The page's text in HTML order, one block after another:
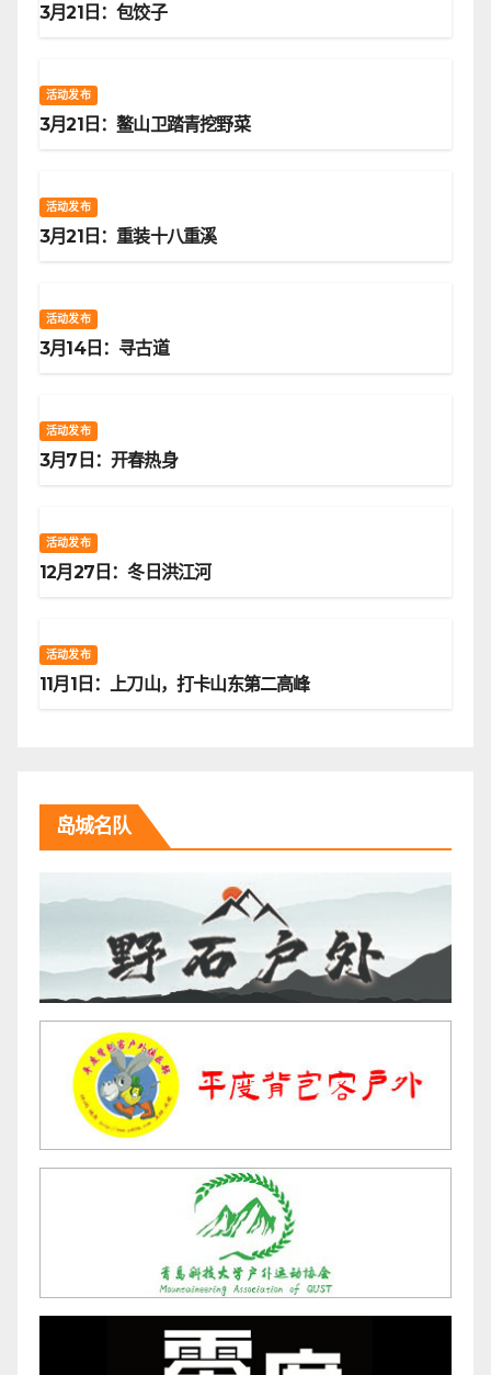
3月21日：包饺子
活动发布
3月21日：鳌山卫踏青挖野菜
活动发布
3月21日：重装十八重溪
活动发布
3月14日：寻古道
活动发布
3月7日：开春热身
活动发布
12月27日：冬日洪江河
活动发布
11月1日：上刀山，打卡山东第二高峰
岛城名队